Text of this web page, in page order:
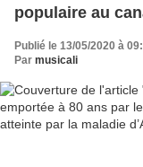
populaire au
d’Alzheimer
Publié le 13/05/2020 à
Par musicali